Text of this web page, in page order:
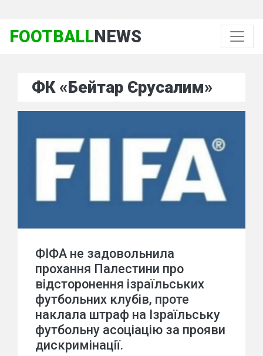
FOOTBALLNEWS
ФК «Бейтар Єрусалим»
ФІФА не задовольнила
прохання Палестини про
відсторонення ізраїльських
футбольних клубів, проте
наклала штраф на Ізраїльську
футбольну асоціацію за прояви
дискримінації.